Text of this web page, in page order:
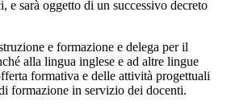
sarà oggetto di un successivo decreto
e formazione e delega per il
alla lingua inglese e ad altre lingue
formativa e delle attività progettuali
formazione in servizio dei docenti.